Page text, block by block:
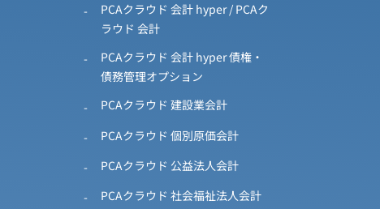
PCAクラウド 会計 hyper / PCAク
ラウド 会計
PCAクラウド 会計 hyper 債権・
債務管理オプション
PCAクラウド 建設業会計
PCAクラウド 個別原価会計
PCAクラウド 公益法人会計
PCAクラウド 社会福祉法人会計